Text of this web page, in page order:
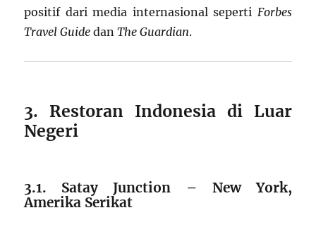
positif dari media internasional seperti Forbes
Travel Guide danThe Guardian.
3. Restoran Indonesia di Luar
Negeri
3.1. Satay Junction – New York,
Amerika Serikat